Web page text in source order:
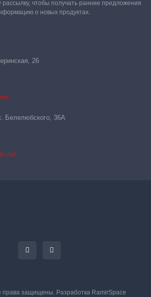
чтобы получать ранние предложения
о новых продуктах.
26
Белелюбского, 36А
права защищены. Разработка RamirSpace